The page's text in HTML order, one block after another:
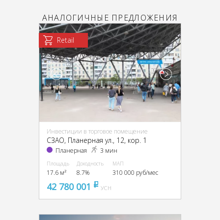
АНАЛОГИЧНЫЕ ПРЕДЛОЖЕНИЯ
Retail
Инвестиции в торговое помещение
CЗАО, Планерная ул., 12, кор. 1
Планерная 3 мин
Площадь
17.6 м²
Доходность
8.7%
МАП
310 000 руб/мес
42 780 001 pуб
УСН